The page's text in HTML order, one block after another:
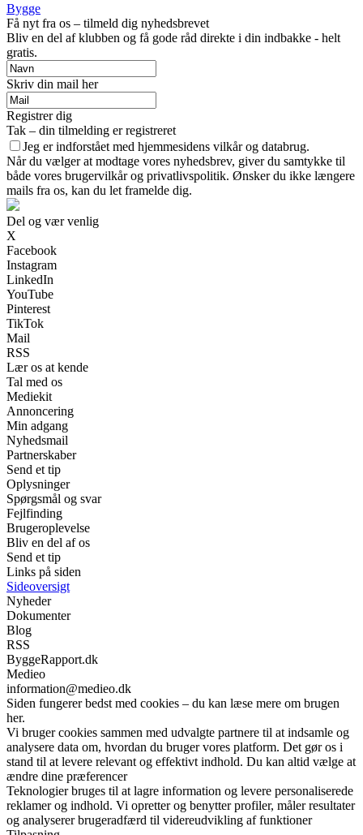
Bygge
Få nyt fra os – tilmeld dig nyhedsbrevet
Bliv en del af klubben og få gode råd direkte i din indbakke - helt
gratis.
Skriv din mail her
Registrer dig
Tak – din tilmelding er registreret
Jeg er indforstået med hjemmesidens vilkår og databrug.
Når du vælger at modtage vores nyhedsbrev, giver du samtykke til
både vores brugervilkår og privatlivspolitik. Ønsker du ikke længere
mails fra os, kan du let framelde dig.
Del og vær venlig
X
Facebook
Instagram
LinkedIn
YouTube
Pinterest
TikTok
Mail
RSS
Lær os at kende
Tal med os
Mediekit
Annoncering
Min adgang
Nyhedsmail
Partnerskaber
Send et tip
Oplysninger
Spørgsmål og svar
Fejlfinding
Brugeroplevelse
Bliv en del af os
Send et tip
Links på siden
Sideoversigt
Nyheder
Dokumenter
Blog
RSS
ByggeRapport.dk
Medieo
information@medieo.dk
Siden fungerer bedst med cookies – du kan læse mere om brugen
her.
Vi bruger cookies sammen med udvalgte partnere til at indsamle og
analysere data om, hvordan du bruger vores platform. Det gør os i
stand til at levere relevant og effektivt indhold. Du kan altid vælge at
ændre dine præferencer
Teknologier bruges til at lagre information og levere personaliserede
reklamer og indhold. Vi opretter og benytter profiler, måler resultater
og analyserer brugeradfærd til videreudvikling af funktioner